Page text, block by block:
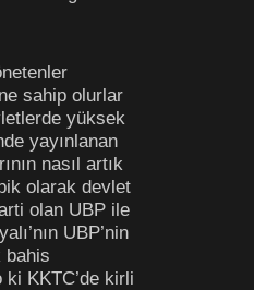
sahip olurlar
yüksek
yayınlanan
nasıl artık
olarak devlet
olan UBP ile
UBP’nin
bahis
ki KKTC’de kirli